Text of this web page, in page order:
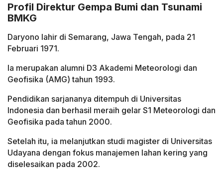
Profil Direktur Gempa Bumi dan Tsunami
BMKG
Daryono lahir di Semarang, Jawa Tengah, pada 21
Februari 1971.
Ia merupakan alumni D3 Akademi Meteorologi dan
Geofisika (AMG) tahun 1993.
Pendidikan sarjananya ditempuh di Universitas
Indonesia dan berhasil meraih gelar S1 Meteorologi dan
Geofisika pada tahun 2000.
Setelah itu, ia melanjutkan studi magister di Universitas
Udayana dengan fokus manajemen lahan kering yang
diselesaikan pada 2002.